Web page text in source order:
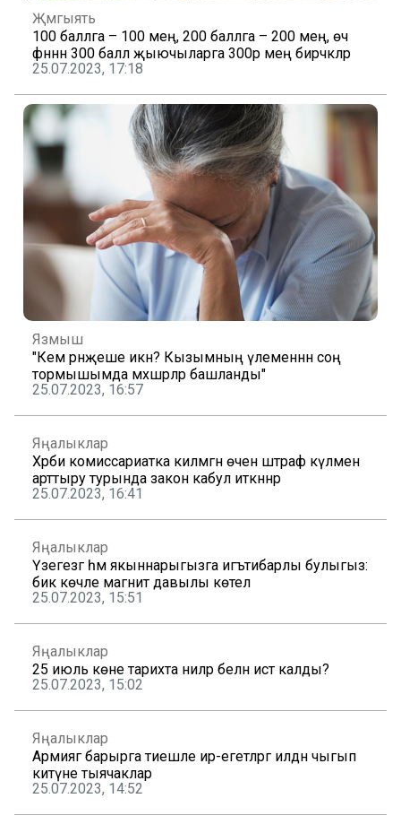
Җәмгыять
100 баллга – 100 мең, 200 баллга – 200 мең, өч
фәннән 300 балл җыючыларга 300әр мең бирәчәкләр
25.07.2023, 17:18
Язмыш
"Кем рәнҗеше икән? Кызымның үлеменнән соң
тормышымда мәхшәрләр башланды"
25.07.2023, 16:57
Яңалыклар
Хәрби комиссариатка килмәгән өчен штраф күләмен
арттыру турында закон кабул иткәннәр
25.07.2023, 16:41
Яңалыклар
Үзегезгә һәм якыннарыгызга игътибарлы булыгыз:
бик көчле магнит давылы көтелә
25.07.2023, 15:51
Яңалыклар
25 июль көне тарихта ниләр белән истә калды?
25.07.2023, 15:02
Яңалыклар
Армиягә барырга тиешле ир-егетләргә илдән чыгып
китүне тыячаклар
25.07.2023, 14:52